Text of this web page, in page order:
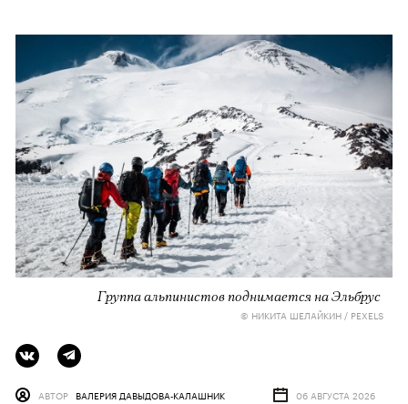
Группа альпинистов поднимается на Эльбрус
© НИКИТА ШЕЛАЙКИН / PEXELS
АВТОР ВАЛЕРИЯ ДАВЫДОВА-КАЛАШНИК 06 АВГУСТА 2026